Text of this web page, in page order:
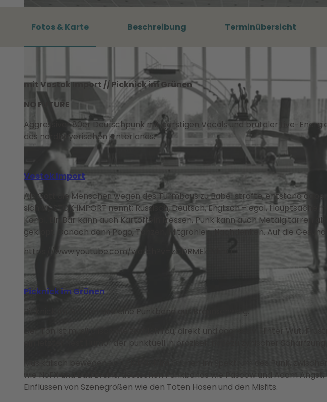
Fotos & Karte Beschreibung Terminübersicht
mit Vostok Import // Picknick im Grünen
NO FUTURE
Aggressiver 80er Deutschpunk mit garstigen Vocals und brutaler Live-
des nordbayerischen Hinterlands.
Vostok Import
Als Gott die Menschen wegen des Turmbaus zu Babel strafte, entstand
sich VOSTOK IMPORT nennt: Russisch, Deutsch, Englisch – egal, Hauptsache
Kanal. Ein Bär kann auch Kartoffeln fressen, Punk kann auch Metalgitarren
gekippt. Danach dann Pogo, Tanzen, Mitgröhlen, Nachdenken. Auf die
https://www.youtube.com/watch?v=zCDRMEkWhhQ
Picknick im Grünen
Picknick im Grünen sind eine Punkband aus Braunschweig.
Der Ton ist musikalisch wie textlich rau, direkt und aggressiv. Hinter Wut,
ein letzter Rest Humor der punktuell in präziser, nahezu zynischer
Musikalisch bewegen sich Picknick im Grünen im Spektrum des Punk,
wie NoFX und Bad Brains, deutschen Punkbands wie Pascow und Adam
Einflüssen von Szenegrößen wie den Toten Hosen und den Misfits.